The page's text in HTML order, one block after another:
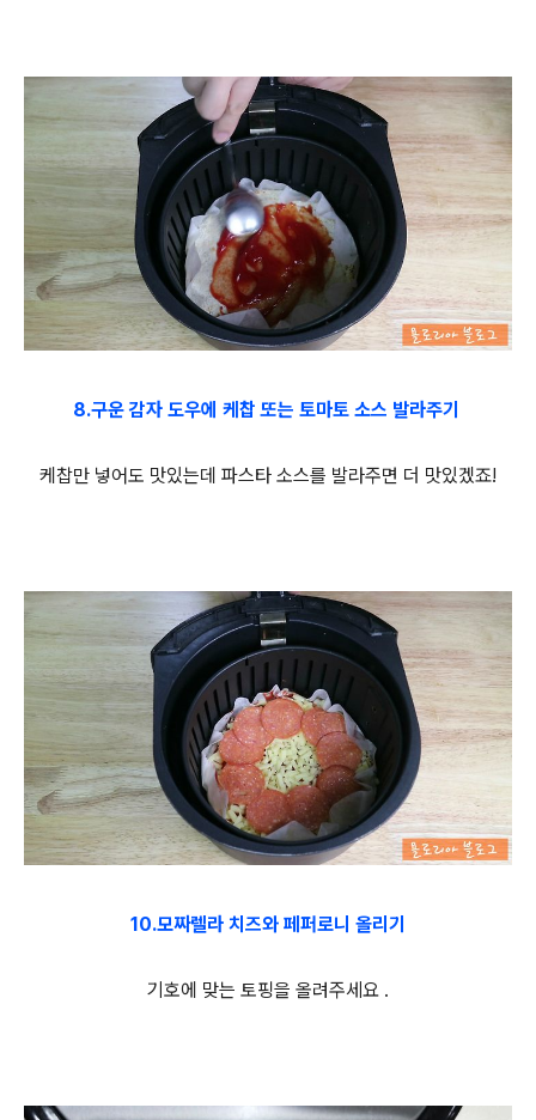
8.구운 감자 도우에 케찹 또는 토마토 소스 발라주기
케찹만 넣어도 맛있는데 파스타 소스를 발라주면 더 맛있겠죠!
10.모짜렐라 치즈와 페퍼로니 올리기
기호에 맞는 토핑을 올려주세요 .